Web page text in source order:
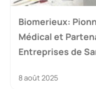
Biomerieux:
Médical et
Entreprises de
8 août 2025